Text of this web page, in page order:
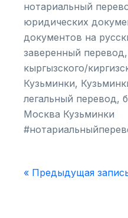
нотариальный
юридических
документов на
заверенный
кыргызского/
Кузьминки,
легальный перевод,
Москва Кузьминки
« Предыдущая